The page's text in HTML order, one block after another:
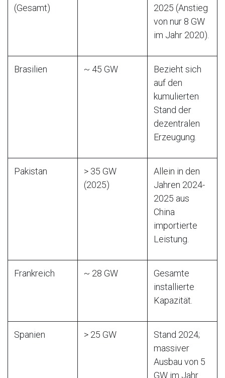
(Gesamt)
2025 (Anstieg
von nur 8 GW
im Jahr 2020).
Brasilien ~ 45 GW
Bezieht sich
auf den
kumulierten
Stand der
dezentralen
Erzeugung.
Pakistan
> 35 GW
(2025)
Allein in den
Jahren 2024-
2025 aus
China
importierte
Leistung.
Frankreich ~ 28 GW
Gesamte
installierte
Kapazität.
Spanien > 25 GW
Stand 2024;
massiver
Ausbau von 5
GW im Jahr